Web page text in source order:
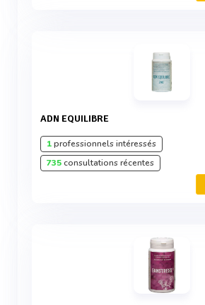
ADN EQUILIBRE
1professionnels intéressés
735consultations récentes